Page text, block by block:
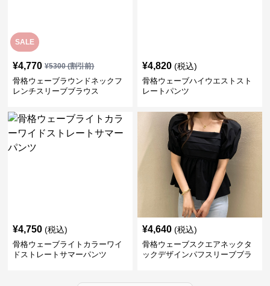
SALE
¥4,770 ¥5300(割引前)
骨格ウェーブラウンドネックフ
レンチスリーブブラウス
¥4,820 (税込)
骨格ウェーブハイウエストスト
レートパンツ
¥4,750 (税込)
骨格ウェーブライトカラーワイ
ドストレートサマーパンツ
¥4,640 (税込)
骨格ウェーブスクエアネックタ
ックデザインパフスリーブブラ